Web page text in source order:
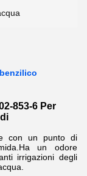
853-6 Per
con un punto di
un odore
irrigazioni degli